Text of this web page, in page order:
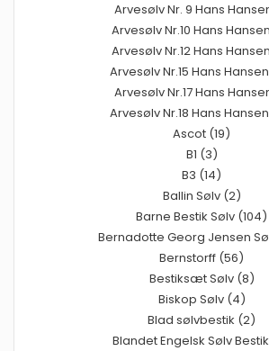
Arvesølv Nr. 9 Hans
Arvesølv Nr.10 Hans
Arvesølv Nr.12 Hans
Arvesølv Nr.15 Hans
Arvesølv Nr.17 Hans
Arvesølv Nr.18 Hans
Ascot (19)
B1 (3)
B3 (14)
Ballin Sølv (2)
Barne Bestik Sølv (104)
Bernadotte Georg Jensen
Bernstorff (56)
Bestiksæt Sølv (8)
Biskop Sølv (4)
Blad sølvbestik (2)
Blandet Engelsk Sølv